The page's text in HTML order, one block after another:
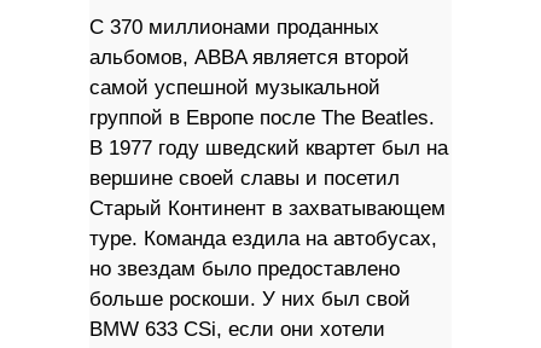
С 370 миллионами проданных
альбомов, ABBA является второй
самой успешной музыкальной
группой в Европе после The Beatles.
В 1977 году шведский квартет был на
вершине своей славы и посетил
Старый Континент в захватывающем
туре. Команда ездила на автобусах,
но звездам было предоставлено
больше роскоши. У них был свой
BMW 633 CSi, если они хотели